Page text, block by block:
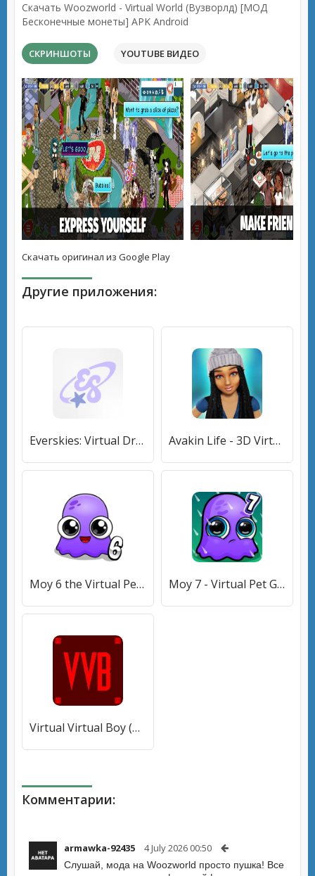
Скачать Woozworld - Virtual World (Вузворлд) [МОД
Бесконечные монеты] APK Android
СКРИНШОТЫ YOUTUBE ВИДЕО
Скачать оригинал из Google Play
Другие приложения:
Everskies: Virtual Dress up (Эверскис) [МОД Unlocked] APK Android Avakin Life - 3D Virtual World (Авакин Лайф) [МОД Много денег] APK Android
Moy 6 the Virtual Pet Game (Мой 6) [МОД Бесконечные монеты] APK Android Moy 7 - Virtual Pet Game [МОД Много денег] APK Android
Virtual Virtual Boy (Виртуальный Виртуальный Мальчик) [МОД Premium] APK Android
Комментарии:
armawka-92435 4 July 2026 00:50
Слушай, мода на Woozworld просто пушка! Все